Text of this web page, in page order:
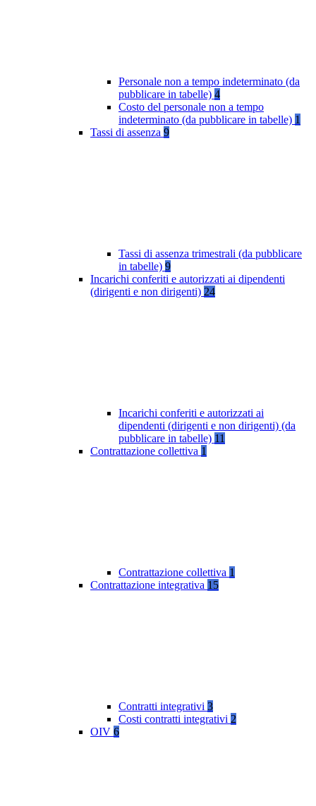
Personale non a tempo indeterminato (da
pubblicare in tabelle) 4
Costo del personale non a tempo
indeterminato (da pubblicare in tabelle) 1
Tassi di assenza 9
Tassi di assenza trimestrali (da pubblicare
in tabelle) 9
Incarichi conferiti e autorizzati ai dipendenti
(dirigenti e non dirigenti) 24
Incarichi conferiti e autorizzati ai
dipendenti (dirigenti e non dirigenti) (da
pubblicare in tabelle) 11
Contrattazione collettiva 1
Contrattazione collettiva 1
Contrattazione integrativa 15
Contratti integrativi 3
Costi contratti integrativi 2
OIV 6